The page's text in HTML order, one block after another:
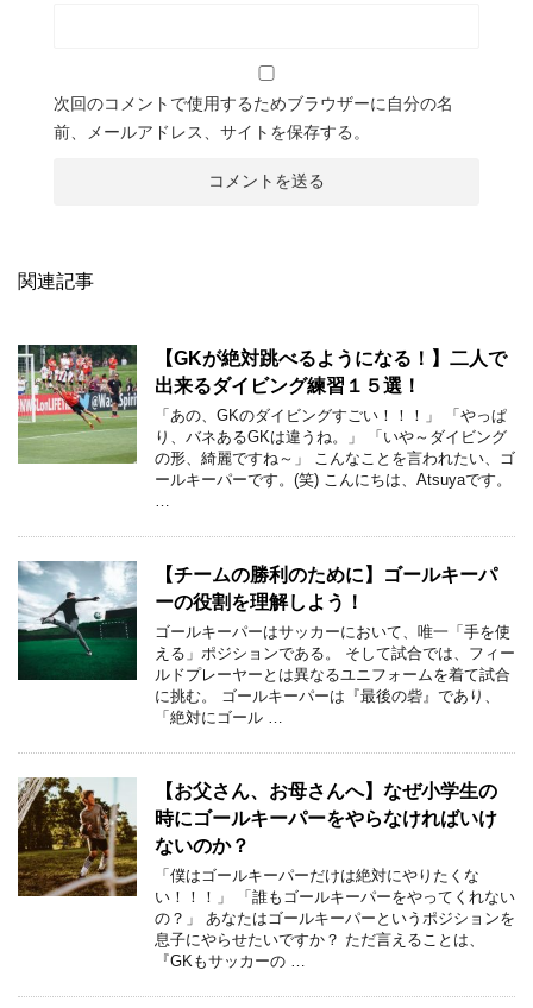
次回のコメントで使用するためブラウザーに自分の名
前、メールアドレス、サイトを保存する。
関連記事
【GKが絶対跳べるようになる！】二人で
出来るダイビング練習１５選！
「あの、GKのダイビングすごい！！！」 「やっぱ
り、バネあるGKは違うね。」 「いや～ダイビング
の形、綺麗ですね～」 こんなことを言われたい、ゴ
ールキーパーです。(笑) こんにちは、Atsuyaです。
…
【チームの勝利のために】ゴールキーパ
ーの役割を理解しよう！
ゴールキーパーはサッカーにおいて、唯一「手を使
える」ポジションである。 そして試合では、フィー
ルドプレーヤーとは異なるユニフォームを着て試合
に挑む。 ゴールキーパーは『最後の砦』であり、
「絶対にゴール …
【お父さん、お母さんへ】なぜ小学生の
時にゴールキーパーをやらなければいけ
ないのか？
「僕はゴールキーパーだけは絶対にやりたくな
い！！！」 「誰もゴールキーパーをやってくれない
の？」 あなたはゴールキーパーというポジションを
息子にやらせたいですか？ ただ言えることは、
『GKもサッカーの …